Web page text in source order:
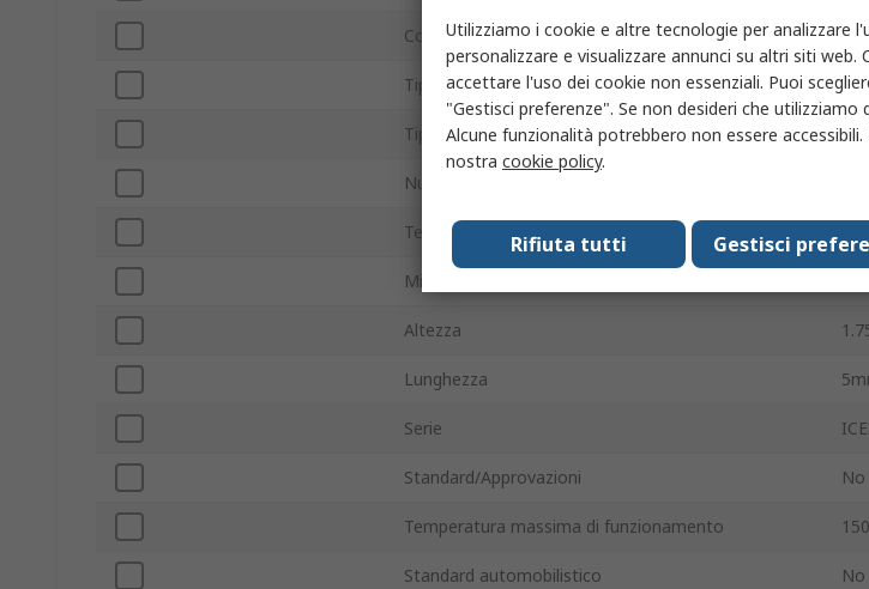
Corrente di alimentazione -
Tipo montaggio
Tipo di package
Numero pin
Tensione massima di alimentazione
Minima temperatura operativa
Altezza
Lunghezza
Serie
Standard/Approvazioni No
Temperatura massima di funzionamento
Standard automobilistico No
Utilizziamo i cookie e altre tecnologie per analizzare
personalizzare e visualizzare annunci su altri siti
accettare l'uso dei cookie non essenziali. Puoi
"Gestisci preferenze". Se non desideri che
Alcune funzionalità potrebbero non essere
nostra cookie policy.
Gestisci
Rifiuta tutti